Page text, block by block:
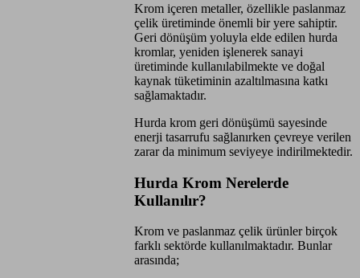
Krom içeren metaller, özellikle paslanmaz
çelik üretiminde önemli bir yere sahiptir.
Geri dönüşüm yoluyla elde edilen hurda
kromlar, yeniden işlenerek sanayi
üretiminde kullanılabilmekte ve doğal
kaynak tüketiminin azaltılmasına katkı
sağlamaktadır.
Hurda krom geri dönüşümü sayesinde
enerji tasarrufu sağlanırken çevreye verilen
zarar da minimum seviyeye indirilmektedir.
Hurda Krom Nerelerde
Kullanılır?
Krom ve paslanmaz çelik ürünler birçok
farklı sektörde kullanılmaktadır. Bunlar
arasında;